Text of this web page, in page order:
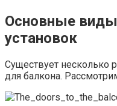
Основные
установок
Существует несколько
для балкона.